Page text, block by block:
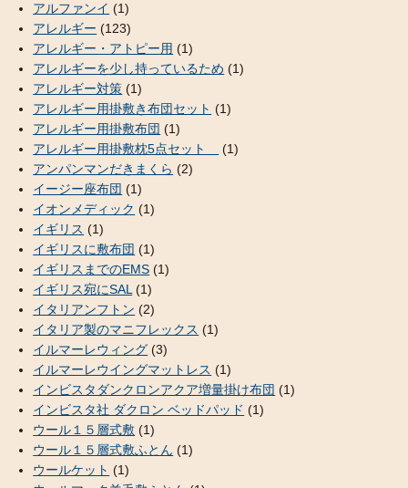
アルファンイ (1)
アレルギー (123)
アレルギー・アトピー用 (1)
アレルギーを少し持っているため (1)
アレルギー対策 (1)
アレルギー用掛敷き布団セット (1)
アレルギー用掛敷布団 (1)
アレルギー用掛敷枕5点セット
(1)
アンパンマンだきまくら (2)
イージー座布団 (1)
イオンメディック (1)
イギリス (1)
イギリスに敷布団 (1)
イギリスまでのEMS (1)
イギリス宛にSAL(1)
イタリアンフトン (2)
イタリア製のマニフレックス (1)
イルマーレウィング (3)
イルマーレウイングマットレス (1)
インビスタダンクロンアクア増量掛け布団 (1)
インビスタ社 ダクロン ベッドパッド (1)
ウール１５層式敷 (1)
ウール１５層式敷ふとん (1)
ウールケット (1)